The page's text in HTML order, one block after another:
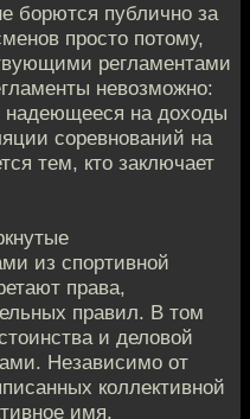
борются публично за
просто потому,
регламентами
невозможно:
надеющееся на доходы
соревнований на
тем, кто заключает
из спортивной
права,
правил. В том
и деловой
Независимо от
коллективной
имя.